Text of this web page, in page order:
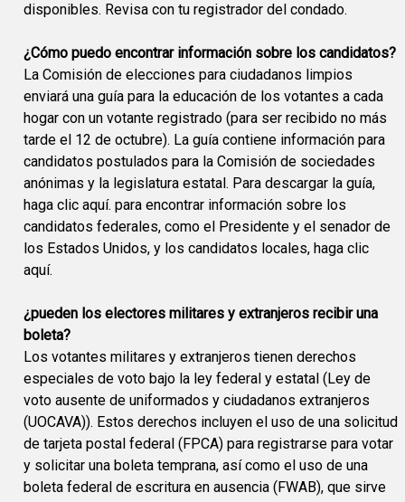
disponibles. Revisa con tu registrador del condado.
¿Cómo puedo encontrar información sobre los candidatos?
La Comisión de elecciones para ciudadanos limpios
enviará una guía para la educación de los votantes a cada
hogar con un votante registrado (para ser recibido no más
tarde el 12 de octubre). La guía contiene información para
candidatos postulados para la Comisión de sociedades
anónimas y la legislatura estatal. Para descargar la guía,
haga clic aquí. para encontrar información sobre los
candidatos federales, como el Presidente y el senador de
los Estados Unidos, y los candidatos locales, haga clic
aquí.
¿pueden los electores militares y extranjeros recibir una
boleta?
Los votantes militares y extranjeros tienen derechos
especiales de voto bajo la ley federal y estatal (Ley de
voto ausente de uniformados y ciudadanos extranjeros
(UOCAVA)). Estos derechos incluyen el uso de una solicitud
de tarjeta postal federal (FPCA) para registrarse para votar
y solicitar una boleta temprana, así como el uso de una
boleta federal de escritura en ausencia (FWAB), que sirve